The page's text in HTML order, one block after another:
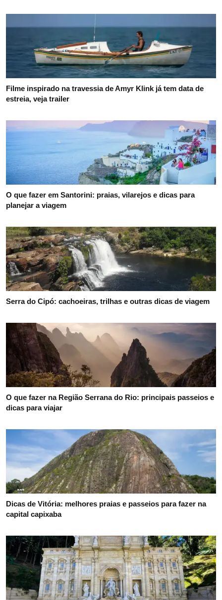
Filme inspirado na travessia de Amyr Klink já tem data de
estreia, veja trailer
O que fazer em Santorini: praias, vilarejos e dicas para
planejar a viagem
Serra do Cipó: cachoeiras, trilhas e outras dicas de viagem
O que fazer na Região Serrana do Rio: principais passeios e
dicas para viajar
Dicas de Vitória: melhores praias e passeios para fazer na
capital capixaba